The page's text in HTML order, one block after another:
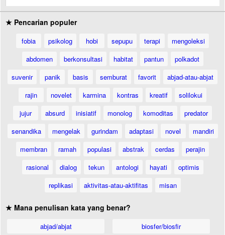
★ Pencarian populer
fobia psikolog hobi sepupu terapi
mengoleksi
abdomen
berkonsultasi habitat pantun
polkadot
suvenir
panik basis semburat favorit
abjad-atau-abjat
rajin
novelet karmina kontras kreatif
solilokui
jujur
absurd inisiatif monolog komoditas
predator
senandika
mengelak gurindam adaptasi novel
mandiri
membran
ramah populasi abstrak cerdas
perajin
rasional
dialog tekun antologi hayati
optimis
replikasi
aktivitas-atau-aktifitas misan
★ Mana penulisan kata yang benar?
abjad/abjat
biosfer/biosfir